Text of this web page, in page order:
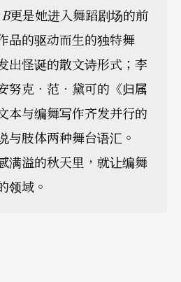
更是她进入舞蹈剧场的前
品的驱动而生的独特舞
出怪诞的散文诗形式；李
努克．范．黛可的《归属
本与编舞写作齐发并行的
与肢体两种舞台语汇。
满溢的秋天里，就让编舞
领域。